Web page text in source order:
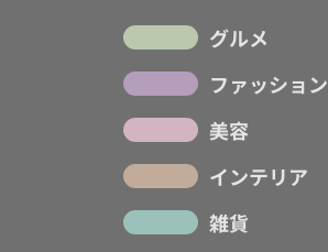
グルメ
ファッション
美容
インテリア
雑貨